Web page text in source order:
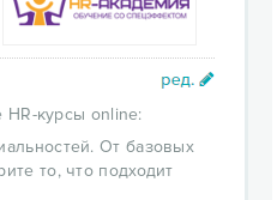
HR-курсы online:
От базовых
то, что подходит